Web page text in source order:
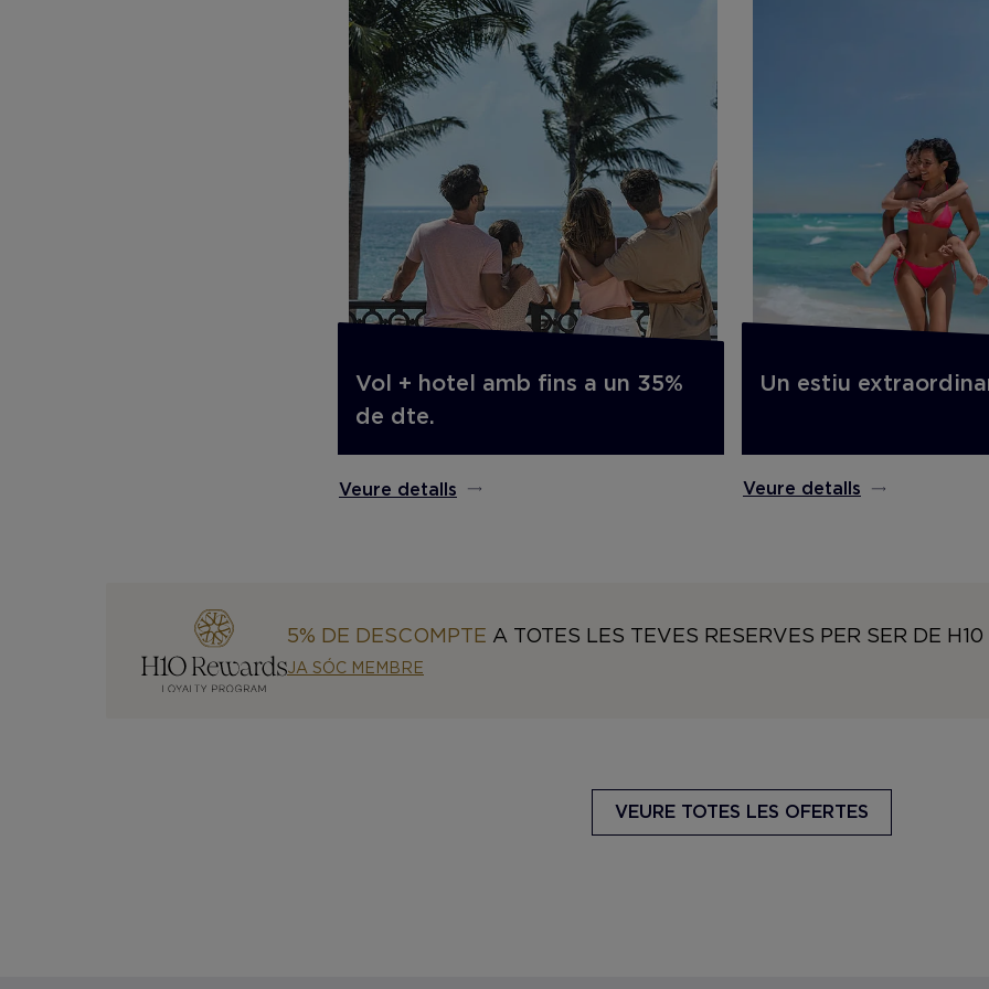
Vol + hotel amb fins a un 35%
de dte.
Veure detalls
Un estiu
Veure detalls
5% DE DESCOMPTE A TOTES LES TEVES RESERVES PER SER DE
JA SÓC MEMBRE
VEURE TOTES LES OFERTES